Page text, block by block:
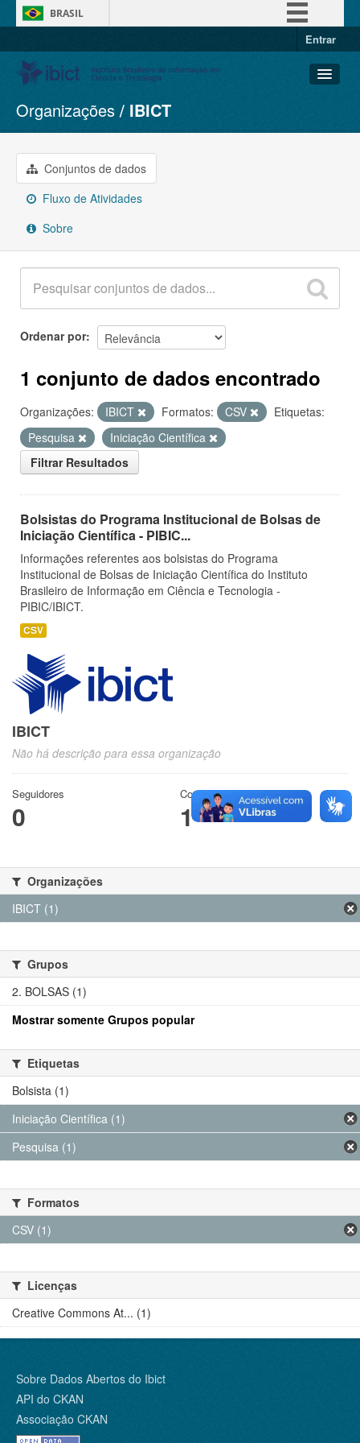
BRASIL
Entrar
Conjuntos de dados
Organizações
Grupos
Sobre
Organizações IBICT
Conjuntos de dados
Fluxo de Atividades
Sobre
Ordenar por
1 conjunto de dados encontrado
Organizações: IBICT Formatos: CSV
Etiquetas:
Pesquisa
Iniciação Científica
Filtrar Resultados
Bolsistas do Programa Institucional de Bolsas de
Iniciação Científica - PIBIC...
Informações referentes aos bolsistas do Programa
Institucional de Bolsas de Iniciação Científica do Instituto
Brasileiro de Informação em Ciência e Tecnologia -
PIBIC/IBICT.
CSV
IBICT
Não há descrição para essa organização
Seguidores
0
Conjuntos de dados
1
Organizações
IBICT (1)
Grupos
2. BOLSAS (1)
Mostrar somente Grupos popular
Etiquetas
Bolsista (1)
Iniciação Científica (1)
Pesquisa (1)
Formatos
CSV (1)
Licenças
Creative Commons At... (1)
Sobre Dados Abertos do Ibict
API do CKAN
Associação CKAN